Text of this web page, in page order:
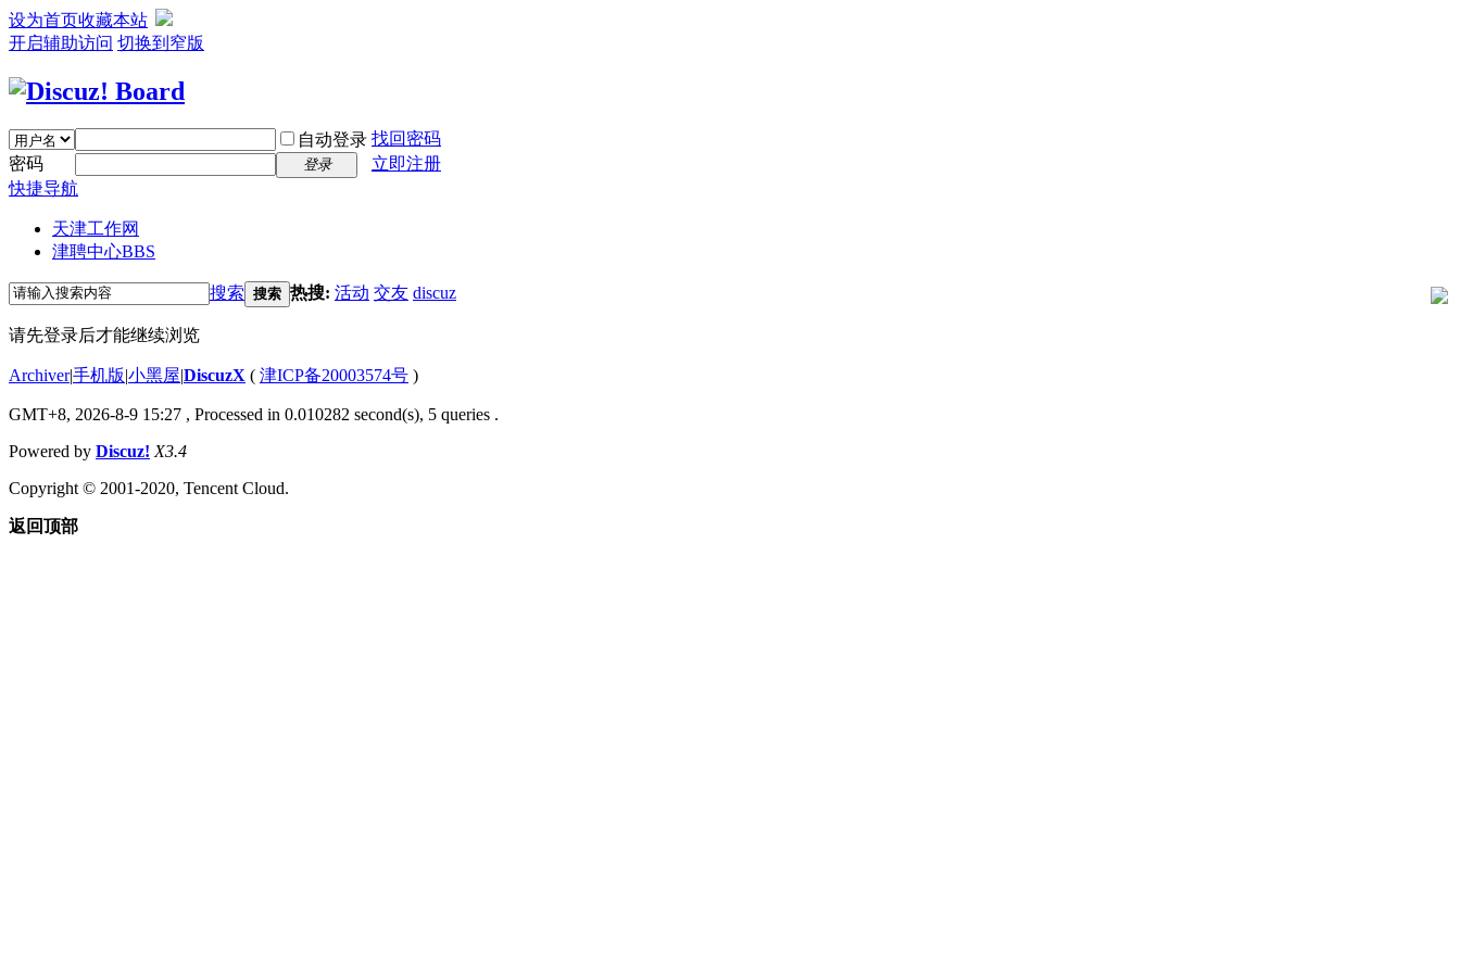
设为首页收藏本站
开启辅助访问 切换到窄版
自动登录 找回密码
密码
登录
立即注册
快捷导航
天津工作网
津聘中心BBS
搜索 搜索 热搜: 活动 交友 discuz
请先登录后才能继续浏览
Archiver|手机版|小黑屋|DiscuzX ( 津ICP备20003574号 )
GMT+8, 2026-8-9 15:27 , Processed in 0.010282 second(s), 5 queries .
Powered by Discuz! X3.4
Copyright © 2001-2020, Tencent Cloud.
返回顶部